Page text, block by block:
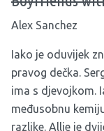
Alex Sanchez
Iako je oduvijek
pravog dečka.
ima s djevojkom.
međusobnu
razlike. Allie je